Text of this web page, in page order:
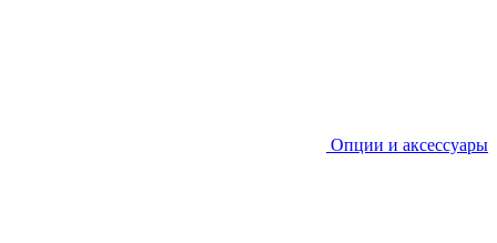
Опции и аксессуары